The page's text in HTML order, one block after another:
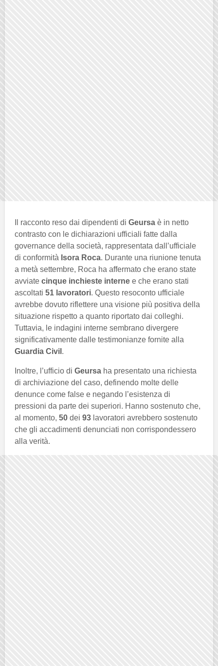
Il racconto reso dai dipendenti di Geursa è in netto
contrasto con le dichiarazioni ufficiali fatte dalla
governance della società, rappresentata dall’ufficiale
di conformità Isora Roca. Durante una riunione tenuta
a metà settembre, Roca ha affermato che erano state
avviate cinque inchieste interne e che erano stati
ascoltati 51 lavoratori. Questo resoconto ufficiale
avrebbe dovuto riflettere una visione più positiva della
situazione rispetto a quanto riportato dai colleghi.
Tuttavia, le indagini interne sembrano divergere
significativamente dalle testimonianze fornite alla
Guardia Civil .
Inoltre, l’ufficio di Geursa ha presentato una richiesta
di archiviazione del caso, definendo molte delle
denunce come false e negando l’esistenza di
pressioni da parte dei superiori. Hanno sostenuto che,
al momento, 50 dei 93 lavoratori avrebbero sostenuto
che gli accadimenti denunciati non corrispondessero
alla verità.